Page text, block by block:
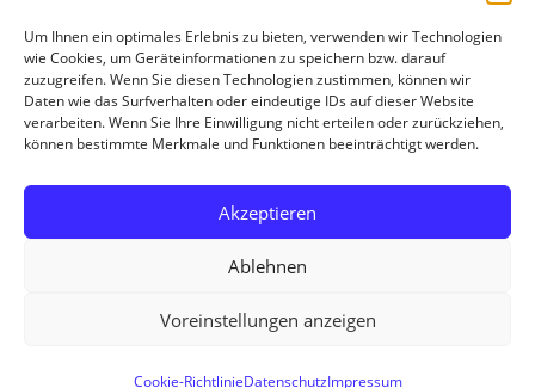
Um Ihnen ein optimales Erlebnis zu bieten, verwenden wir Technologien
wie Cookies, um Geräteinformationen zu speichern bzw. darauf
zuzugreifen. Wenn Sie diesen Technologien zustimmen, können wir
Daten wie das Surfverhalten oder eindeutige IDs auf dieser Website
verarbeiten. Wenn Sie Ihre Einwilligung nicht erteilen oder zurückziehen,
können bestimmte Merkmale und Funktionen beeinträchtigt werden.
Akzeptieren
Ablehnen
Voreinstellungen anzeigen
Cookie-RichtlinieDatenschutzImpressum
Google
Hack Hand HE ICE IE Internet
Krefeld
Liebe Linux u. Software Mail Mann
PHP
RAM
Regeln RZ Spam Spiel Ticker
USA
Video
Weblog Welt WWW Youtube Zahl
Copyright © 2026 Tagebuch eines Internetjunkies. All Rights Reserved.
Screenr parallax themevon FameThemes